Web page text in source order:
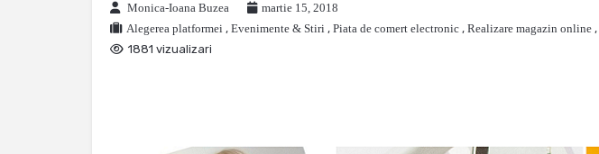
Monica-Ioana Buzea
martie 15, 2018
Alegerea platformei , Evenimente & Stiri , Piata de comert electronic , Realizare magazin online ,
1881 vizualizari